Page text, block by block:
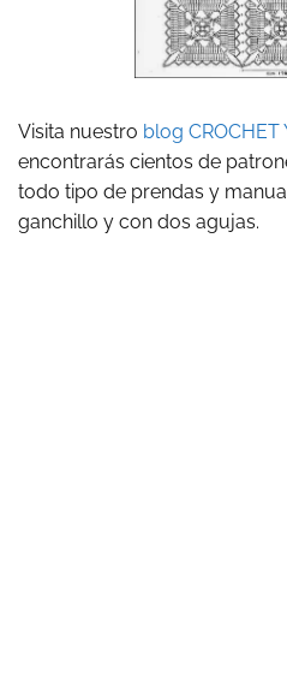
Visita nuestro blog CROCHET
encontrarás cientos de
todo tipo de prendas y
ganchillo y con dos agujas.